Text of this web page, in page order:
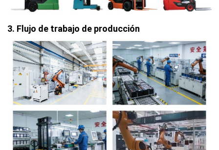
3. Flujo de trabajo de producción